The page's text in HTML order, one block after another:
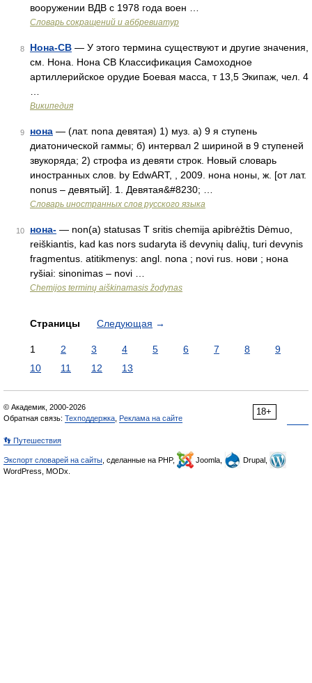
вооружении ВДВ с 1978 года воен …
Словарь сокращений и аббревиатур
8 Нона-СВ — У этого термина существуют и другие значения,
см. Нона. Нона СВ Классификация Самоходное
артиллерийское орудие Боевая масса, т 13,5 Экипаж, чел. 4
Википедия
9 нона — (лат. nona девятая) 1) муз. а) 9 я ступень
диатонической гаммы; б) интервал 2 шириной в 9 ступеней
звукоряда; 2) строфа из девяти строк. Новый словарь
иностранных слов. by EdwART, , 2009. нона ноны, ж. [от лат.
nonus – девятый]. 1. Девятая&#8230; …
Словарь иностранных слов русского языка
10 нона- — non(a) statusas T sritis chemija apibrėžtis Dėmuo,
reiškiantis, kad kas nors sudaryta iš devynių dalių, turi devynis
fragmentus. atitikmenys: angl. nona ; novi rus. нови ; нона
ryšiai: sinonimas – novi …
Chemijos terminų aiškinamasis žodynas
Страницы Следующая →
1 2 3 4 5 6 7 8
9
10
11 12 13
18+
© Академик, 2000-2026
Обратная связь: Техподдержка Реклама на сайте
👣 Путешествия
Экспорт словарей на сайты , сделанные на PHP, Joomla,
Drupal,
WordPress, MODx.